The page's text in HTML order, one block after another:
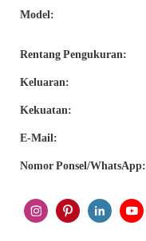
Model:
Rentang Pengukuran:
Keluaran:
Kekuatan:
E-Mail:
Nomor Ponsel/WhatsApp: